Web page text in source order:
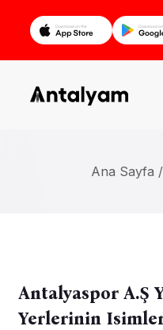
Ana Sayfa /
Antalyaspor A.Ş
Yerlerinin